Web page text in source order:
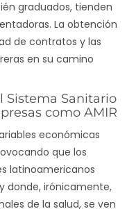
graduados, tienden
La obtención
de contratos y las
en su camino
Sistema Sanitario
como AMIR
económicas
que los
latinoamericanos
donde, irónicamente,
de la salud, se ven